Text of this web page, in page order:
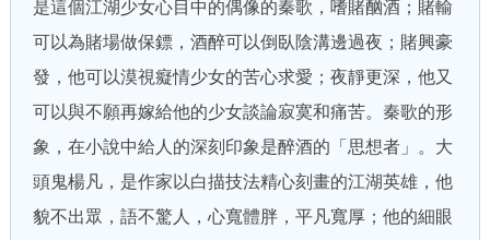
是這個江湖少女心目中的偶像的秦歌，嗜賭酗酒；賭輸
可以為賭場做保鏢，酒醉可以倒臥陰溝邊過夜；賭興豪
發，他可以漠視癡情少女的苦心求愛；夜靜更深，他又
可以與不願再嫁給他的少女談論寂寞和痛苦。秦歌的形
象，在小說中給人的深刻印象是醉酒的「思想者」。大
頭鬼楊凡，是作家以白描技法精心刻畫的江湖英雄，他
貌不出眾，語不驚人，心寬體胖，平凡寬厚；他的細眼